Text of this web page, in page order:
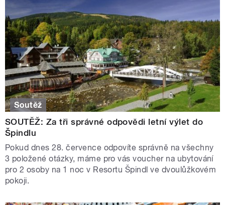
Soutěž
SOUTĚŽ: Za tři správné odpovědi letní výlet do
Špindlu
Pokud dnes 28. července odpovíte správně na všechny
3 položené otázky, máme pro vás voucher na ubytování
pro 2 osoby na 1 noc v Resortu Špindl ve dvoulůžkovém
pokoji.